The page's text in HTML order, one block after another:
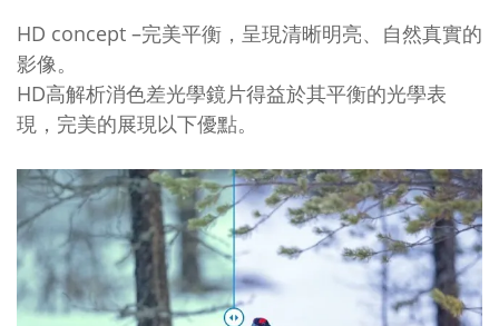
HD concept –完美平衡，呈現清晰明亮、自然真實的
影像。
HD高解析消色差光學鏡片得益於其平衡的光學表
現，完美的展現以下優點。